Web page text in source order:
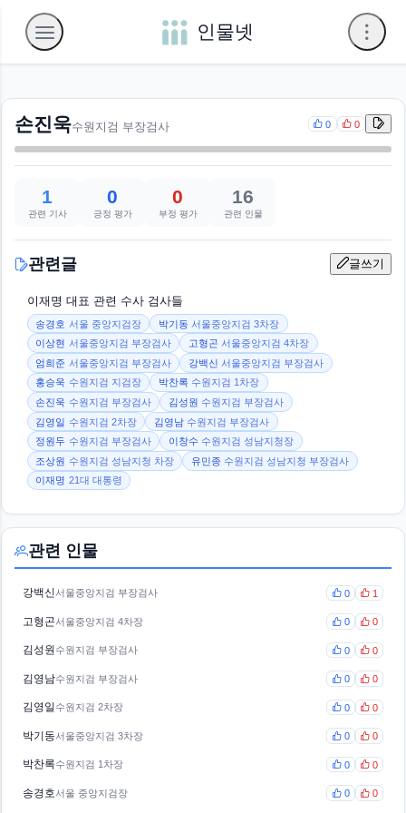
인물넷
손진욱수원지검 부장검사 0 0
1
관련 기사
0
긍정 평가
0
부정 평가
16
관련 인물
관련글 글쓰기
이재명 대표 관련 수사 검사들
송경호 서울 중앙지검장 박기동 서울중앙지검 3차장
이상현 서울중앙지검 부장검사 고형곤 서울중앙지검 4차장
엄희준 서울중앙지검 부장검사 강백신 서울중앙지검 부장검사
홍승욱 수원지검 지검장 박찬록 수원지검 1차장
손진욱 수원지검 부장검사 김성원 수원지검 부장검사
김영일 수원지검 2차장 김영남 수원지검 부장검사
정원두 수원지검 부장검사 이창수 수원지검 성남지청장
조상원 수원지검 성남지청 차장 유민종 수원지검 성남지청 부장검사
이재명 21대 대통령
관련 인물
강백신서울중앙지검 부장검사 0 1
고형곤서울중앙지검 4차장 0 0
김성원 수원지검 부장검사 0 0
김영남수원지검 부장검사 0 0
김영일 수원지검 2차장 0 0
박기동서울중앙지검 3차장 0 0
박찬록수원지검 1차장 0 0
송경호서울 중앙지검장 0 0